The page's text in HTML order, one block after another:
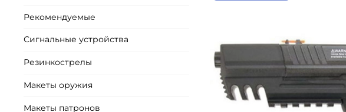
Рекомендуемые
Сигнальные устройства
Резинкострелы
Макеты оружия
Макеты патронов